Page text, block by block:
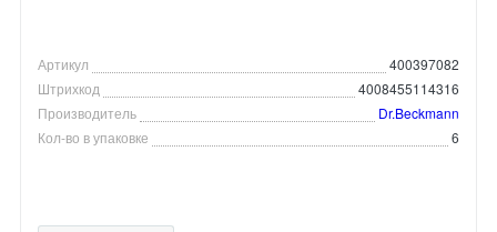
Артикул
400397082
Штрихкод
4008455114316
Производитель
Dr.Beckmann
Кол-во в упаковке
6